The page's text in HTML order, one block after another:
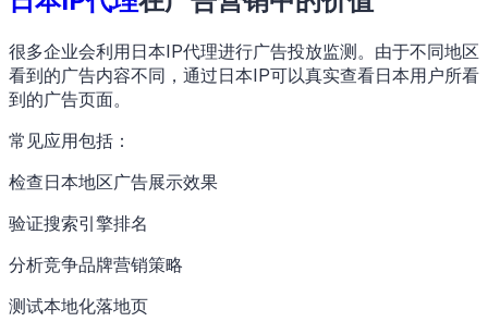
很多企业会利用日本IP代理进行广告投放监测。由于不同地区
看到的广告内容不同，通过日本IP可以真实查看日本用户所看
到的广告页面。
常见应用包括：
检查日本地区广告展示效果
验证搜索引擎排名
分析竞争品牌营销策略
测试本地化落地页